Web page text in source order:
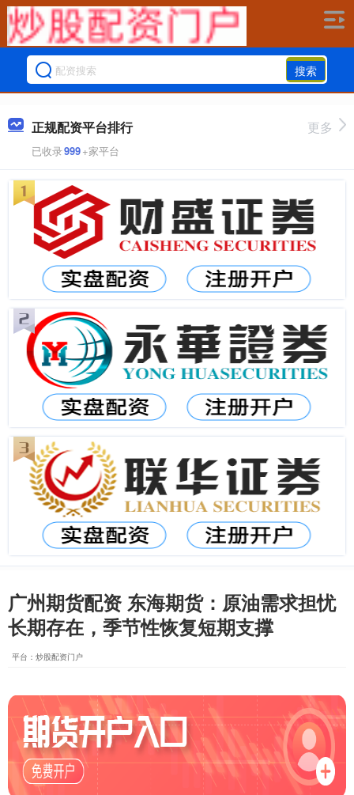
搜索
正规配资平台排行
已收录999+家平台
更多
广州期货配资 东海期货：原油需求担忧
长期存在，季节性恢复短期支撑
平台：炒股配资门户